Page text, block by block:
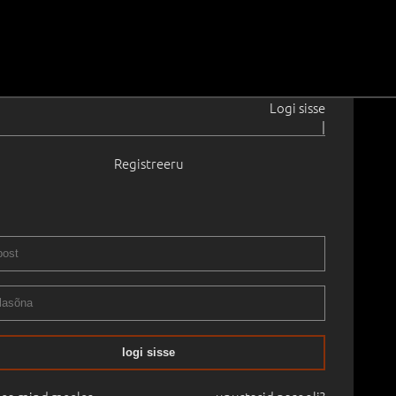
Logi sisse
|
Registreeru
logi sisse
1995
56.0 cmSaadavus:MüüdudTeos asub galeriis.Raamita
-10.12.2025